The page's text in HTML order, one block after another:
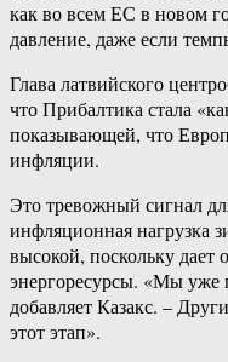
как во всем ЕС в новом
давление, даже если
Глава латвийского
что Прибалтика стала
показывающей, что
инфляции.
Это тревожный сигнал
инфляционная нагрузка
высокой, поскольку дает
энергоресурсы. «Мы
добавляет Казакс. –
этот этап».